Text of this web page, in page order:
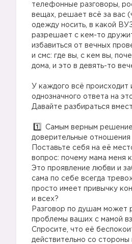
телефонные разговоры,
вещах, решает всё за вас
одежду носить, в какой
разрешает с кем-то
избавиться от вечных
и смс: где вы, с кем вы,
дома, и это в девять-то
У каждого всё происходит
однозначного ответа на
Давайте разбираться
Самым верным
доверительные отношения
Поставьте себя на её
вопрос: почему мама меня
Это проявление любви и
сама по себе всегда
просто имеет привычку
и всех?
Разговор по душам может
проблемы ваших с мамой
Спросите, что её
действительно со стороны